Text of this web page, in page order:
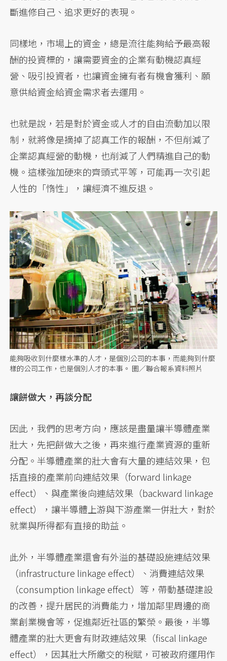
斷進修自己、追求更好的表現。
同樣地，市場上的資金，總是流往能夠給予最高報
酬的投資標的，讓需要資金的企業有動機認真經
營、吸引投資者，也讓資金擁有者有機會獲利、願
意供給資金給資金需求者去運用。
也就是說，若是對於資金或人才的自由流動加以限
制，就將像是摘掉了認真工作的報酬，不但削減了
企業認真經營的動機，也削減了人們精進自己的動
機。這樣強加硬來的齊頭式平等，可能再一次引起
人性的「惰性」，讓經濟不進反退。
能夠吸收到什麼樣水準的人才，是個別公司的本事，而能夠到什麼
樣的公司工作，也是個別人才的本事。 圖／聯合報系資料照片
讓餅做大，再談分配
因此，我們的思考方向，應該是盡量讓半導體產業
壯大，先把餅做大之後，再來進行產業資源的重新
分配。半導體產業的壯大會有大量的連結效果，包
括直接的產業前向連結效果（forward linkage
effect）、與產業後向連結效果（backward linkage
effect），讓半導體上游與下游產業一併壯大，對於
就業與所得都有直接的助益。
此外，半導體產業還會有外溢的基礎設施連結效果
（infrastructure linkage effect）、消費連結效果
（consumption linkage effect）等，帶動基礎建設
的改善，提升居民的消費能力，增加鄰里周邊的商
業創業機會等，促進鄰近社區的繁榮。最後，半導
體產業的壯大更會有財政連結效果（fiscal linkage
effect），因其壯大所繳交的稅賦，可被政府運用作